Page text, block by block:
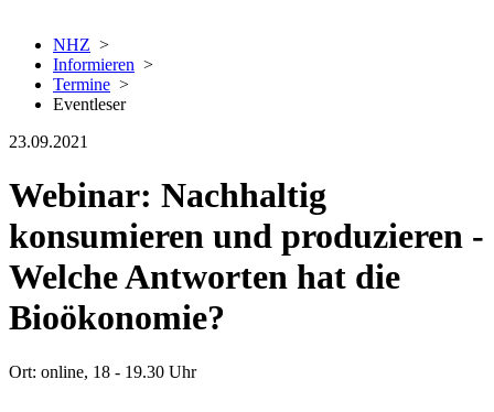
NHZ >
Informieren >
Termine >
Eventleser
23.09.2021
Webinar: Nachhaltig
konsumieren und produzieren -
Welche Antworten hat die
Bioökonomie?
Ort: online, 18 - 19.30 Uhr